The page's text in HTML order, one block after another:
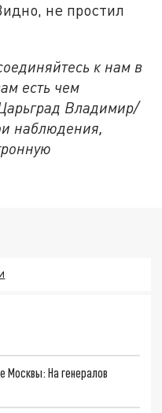
не простил
к нам в
есть чем
Владимир/
наблюдения,
Москвы: На генералов